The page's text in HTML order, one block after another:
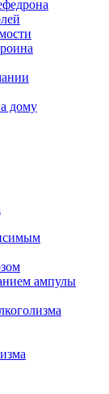
дому
ампулы